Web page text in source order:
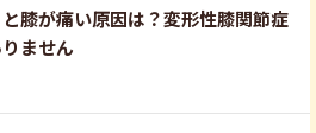
膝が痛い原因は？変形性膝関節症
ません